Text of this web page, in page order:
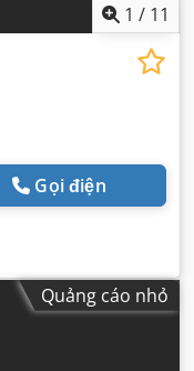
1 / 11
Gọi điện
Quảng cáo nhỏ